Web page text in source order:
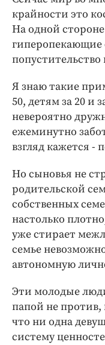
крайности это
На одной
гиперопекающие
Я знаю такие
50, детям за 20 и
невероятно
ежеминутно
взгляд кажется -
Но сыновья не
родительской
собственных
настолько
уже стирает
семье
автономную
Эти молодые
папой не против,
что ни одна
систему